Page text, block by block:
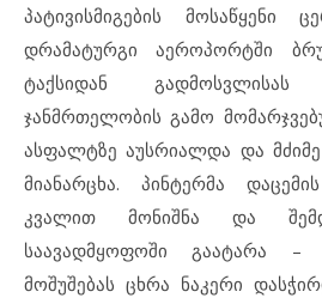
პატივისმიგების მოსაწყენი
დრამატურგი აეროპორტში
ტაქსიდან
ჯანმრთელობის გამო
ასფალტზე აუსრიალდა და
მიანარცხა. პინტერმა
კვალით მონიშნა და
საავადმყოფოში გაატარა
მოშუშებას ცხრა ნაკერი